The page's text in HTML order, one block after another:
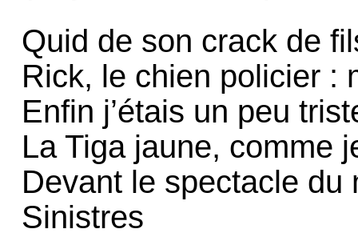
Quid de son crack de
Rick, le chien policier :
Enfin j’étais un peu
La Tiga jaune, comme
Devant le spectacle
Sinistres